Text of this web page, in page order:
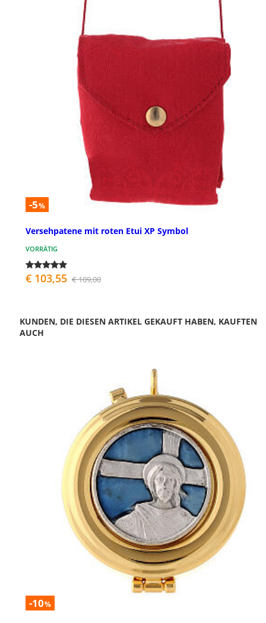
-5%
Versehpatene mit roten Etui XP Symbol
VORRÄTIG
€ 103,55 € 109,00
KUNDEN, DIE DIESEN ARTIKEL GEKAUFT HABEN, KAUFTEN
AUCH
-10%